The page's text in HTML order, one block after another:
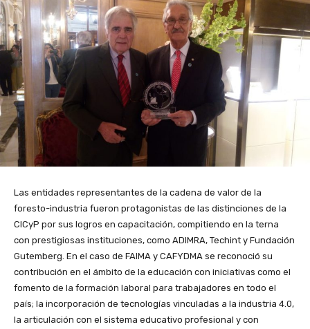
Las entidades representantes de la cadena de valor de la
foresto-industria fueron protagonistas de las distinciones de la
CICyP por sus logros en capacitación, compitiendo en la terna
con prestigiosas instituciones, como ADIMRA, Techint y Fundación
Gutemberg. En el caso de FAIMA y CAFYDMA se reconoció su
contribución en el ámbito de la educación con iniciativas como el
fomento de la formación laboral para trabajadores en todo el
país; la incorporación de tecnologías vinculadas a la industria 4.0,
la articulación con el sistema educativo profesional y con